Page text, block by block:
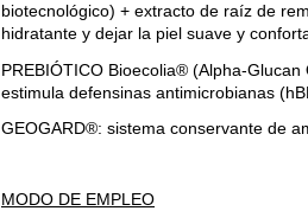
biotecnológico) + extracto de raíz de
hidratante y dejar la piel suave y
PREBIÓTICO Bioecolia® (Alpha-
estimula defensinas antimicrobianas
GEOGARD®: sistema conservante de
MODO DE EMPLEO